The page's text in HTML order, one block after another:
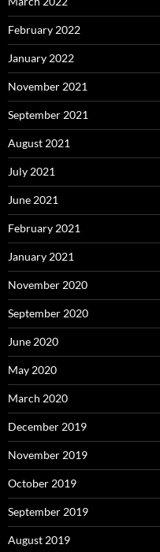
February 2022
January 2022
November 2021
September 2021
August 2021
July 2021
June 2021
February 2021
January 2021
November 2020
September 2020
June 2020
May 2020
March 2020
December 2019
November 2019
October 2019
September 2019
August 2019